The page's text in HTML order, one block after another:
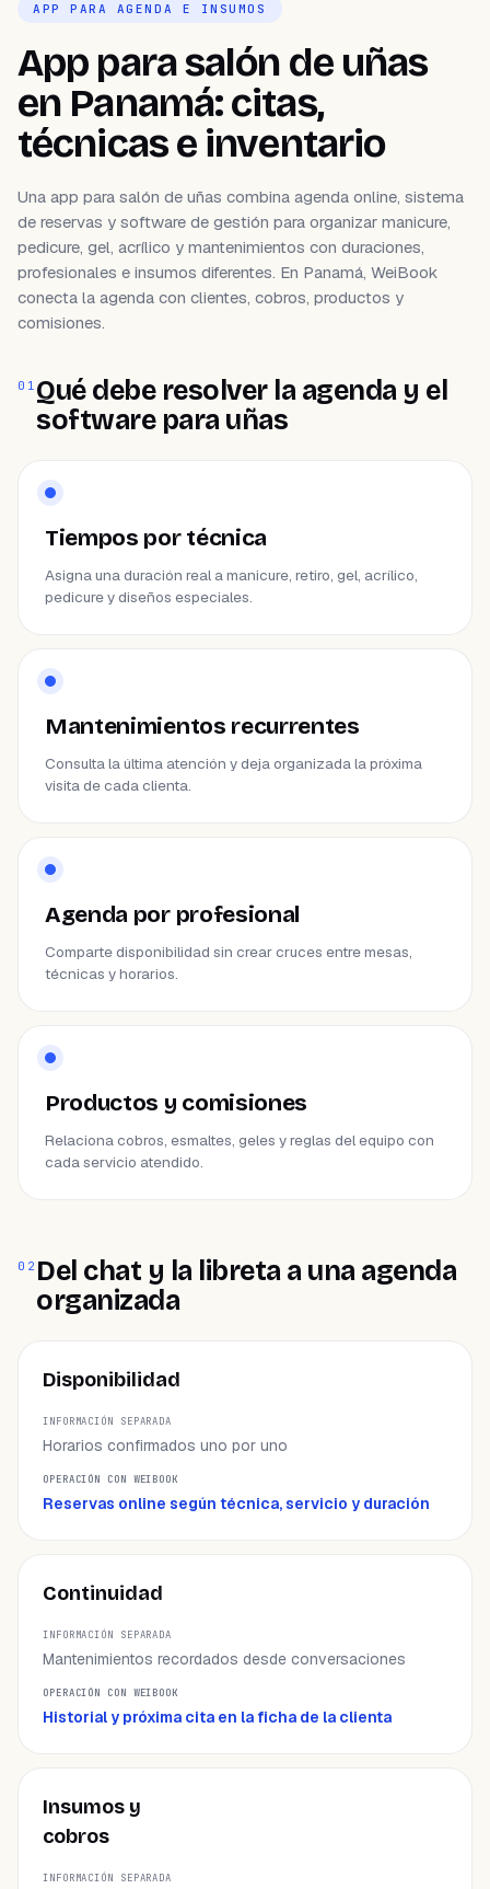
APP PARA AGENDA E INSUMOS
App para salón de uñas
en Panamá: citas,
técnicas e inventario
Una app para salón de uñas combina agenda online, sistema
de reservas y software de gestión para organizar manicure,
pedicure, gel, acrílico y mantenimientos con duraciones,
profesionales e insumos diferentes. En Panamá, WeiBook
conecta la agenda con clientes, cobros, productos y
comisiones.
01 Qué debe resolver la agenda y el
software para uñas
Tiempos por técnica
Asigna una duración real a manicure, retiro, gel, acrílico,
pedicure y diseños especiales.
Mantenimientos recurrentes
Consulta la última atención y deja organizada la próxima
visita de cada clienta.
Agenda por profesional
Comparte disponibilidad sin crear cruces entre mesas,
técnicas y horarios.
Productos y comisiones
Relaciona cobros, esmaltes, geles y reglas del equipo con
cada servicio atendido.
02 Del chat y la libreta a una agenda
organizada
ÁREA
Disponibilidad
Horarios confirmados uno por uno
Reservas online según técnica, servicio y duración
Continuidad
Mantenimientos recordados desde conversaciones
Historial y próxima cita en la ficha de la clienta
Insumos y
cobros